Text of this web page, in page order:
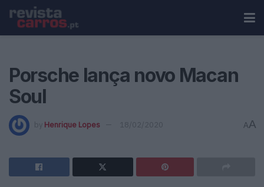
Porsche lança novo Macan
Soul
by Henrique Lopes 18/02/2020 AA